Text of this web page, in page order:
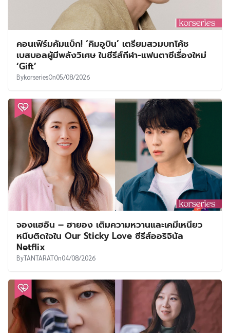
คอนเฟิร์มคัมแบ็ก! ‘คิมอูบิน’ เตรียมสวมบทโค้ช
เบสบอลผู้มีพลังวิเศษ ในซีรีส์กีฬา-แฟนตาซีเรื่องใหม่
‘Gift’
BykorseriesOn05/08/2026
จองแฮอิน – ฮายอง เติมความหวานและเคมีเหนียว
หนึบติดใจใน Our Sticky Love ซีรีส์ออริจินัล
Netflix
ByTANTARATOn04/08/2026